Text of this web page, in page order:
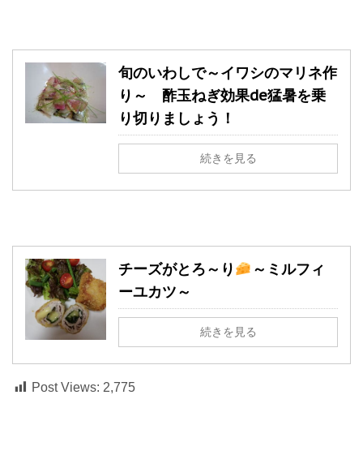
旬のいわしで～イワシのマリネ作
り～ 酢玉ねぎ効果de猛暑を乗
り切りましょう！
続きを見る
チーズがとろ～り
～ミルフィ
ーユカツ～
続きを見る
Post Views: 2,775